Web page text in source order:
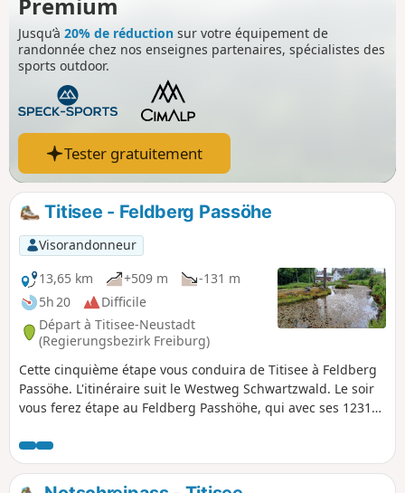
jusqu'à Albbruck où la rivière Alb se jette dans le Rhin. Sur
le trajet vous ferez étape à Sankt Blasien, ville remarquable
avec sa magnifique cathédrale et son cloitre.
Jusqu’à 20% de réduction sur votre équipement de
randonnée chez nos enseignes partenaires, spécialistes des
sports outdoor.
Tester gratuitement
Titisee - Feldberg Passöhe
Visorandonneur
13,65 km
+509 m
-131 m
5h 20
Difficile
Départ à Titisee-Neustadt
(Regierungsbezirk Freiburg)
Cette cinquième étape vous conduira de Titisee à Feldberg
Passöhe. L'itinéraire suit le Westweg Schwartzwald. Le soir
vous ferez étape au Feldberg Passhöhe, qui avec ses 1231m
d'Allemagne.